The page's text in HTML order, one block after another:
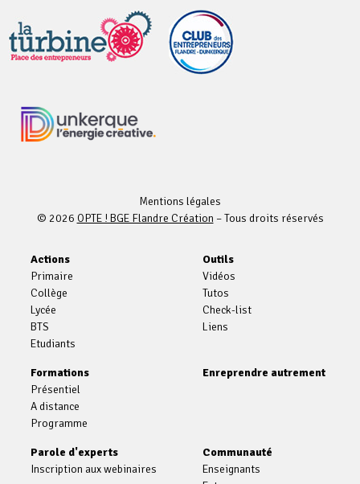
Mentions légales
© 2026 OPTE ! BGE Flandre Création – Tous droits réservés
Actions
Primaire
Collège
Lycée
BTS
Etudiants
Outils
Vidéos
Tutos
Check-list
Liens
Formations
Présentiel
A distance
Programme
Enreprendre autrement
Parole d'experts
Inscription aux webinaires
Communauté
Enseignants